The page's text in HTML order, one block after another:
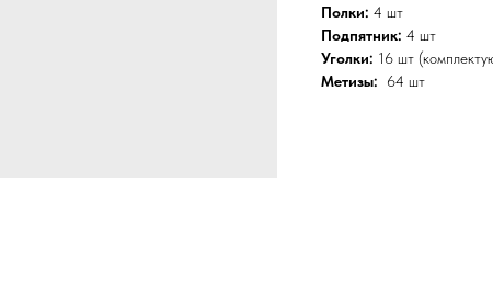
Полки: 4 шт
Подпятник: 4 шт
Уголки: 16 шт
Метизы: 64 шт